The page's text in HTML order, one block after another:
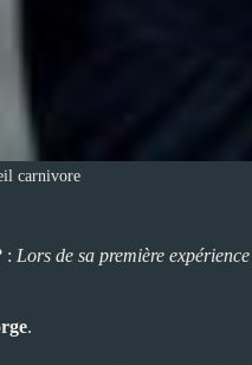
carnivore
: Lors de sa première
.